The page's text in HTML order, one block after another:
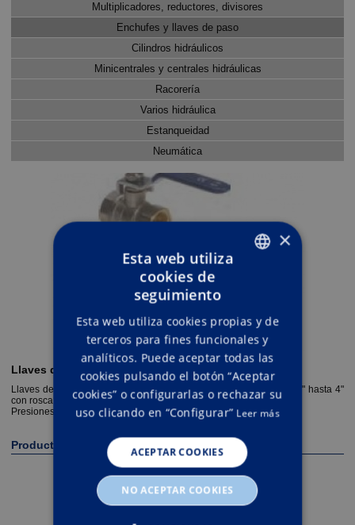
Multiplicadores, reductores, divisores
Enchufes y llaves de paso
Cilindros hidráulicos
Minicentrales y centrales hidráulicas
Racorería
Varios hidráulica
Estanqueidad
Neumática
Llaves de esfera
Llaves de paso de 2 vías de baja presión con tamaños desde 1/4" hasta 4"
con rosca hembra.
Presiones máximas de 25 bar
Productos relacionados
×
Esta web utiliza
cookies de
seguimiento
Esta web utiliza cookies propias y de
terceros para fines funcionales y
analíticos. Puede aceptar todas las
cookies pulsando el botón “Aceptar
cookies” o configurarlas o rechazar su
uso clicando en “Configurar” Leer más
ACEPTAR COOKIES
NO ACEPTAR COOKIES